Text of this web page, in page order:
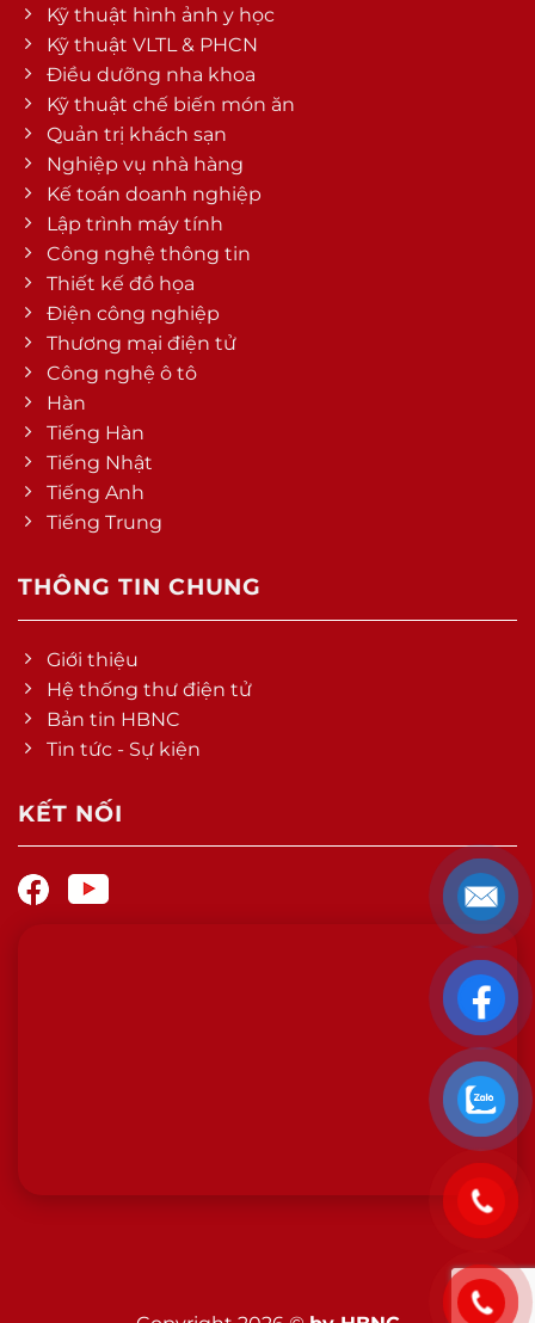
Kỹ thuật hình ảnh y học
Kỹ thuật VLTL & PHCN
Điều dưỡng nha khoa
Kỹ thuật chế biến món ăn
Quản trị khách sạn
Nghiệp vụ nhà hàng
Kế toán doanh nghiệp
Lập trình máy tính
Công nghệ thông tin
Thiết kế đồ họa
Điện công nghiệp
Thương mại điện tử
Công nghệ ô tô
Hàn
Tiếng Hàn
Tiếng Nhật
Tiếng Anh
Tiếng Trung
THÔNG TIN CHUNG
Giới thiệu
Hệ thống thư điện tử
Bản tin HBNC
Tin tức - Sự kiện
KẾT NỐI